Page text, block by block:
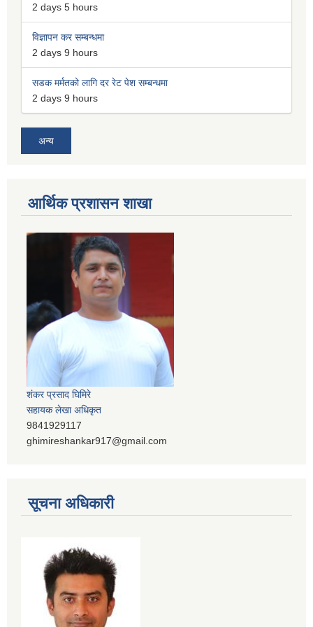
2 days 5 hours
विज्ञापन कर सम्बन्धमा
2 days 9 hours
सडक मर्मतको लागि दर रेट पेश सम्बन्धमा
2 days 9 hours
अन्य
आर्थिक प्रशासन शाखा
शंकर प्रसाद घिमिरे
सहायक लेखा अधिकृत
9841929117
ghimireshankar917@gmail.com
सूचना अधिकारी